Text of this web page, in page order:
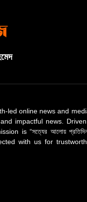
led online news and
impactful news.
is “সত্যের আলোয়
with us for